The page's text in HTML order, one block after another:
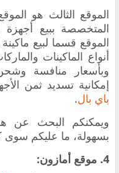
الموقع الثالث هو
المتخصصة ببيع
الموقع قسما لبيع
أنواع الماكينات
وبأسعار منافسة
إمكانية تسديد ثمن
باي بال.
ويمكنكم البحث عن
بسهولة، ما عليكم سوى
4. موقع أمازون: